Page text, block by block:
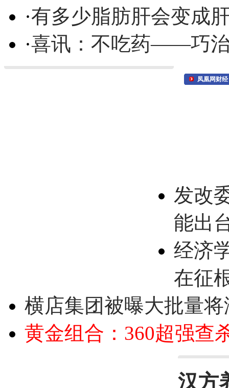
·有多少脂肪肝会变成
·喜讯：不吃药——巧
凤凰网财经
发改
能出
经济
在征
横店集团被曝大批量
黄金组合：360超强查
汉方